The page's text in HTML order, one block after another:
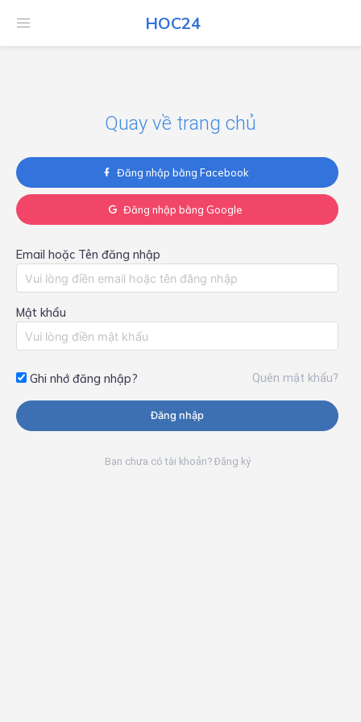
HOC24
HOC24
Quay về trang chủ
Đăng nhập bằng Facebook
Đăng nhập bằng Google
Email hoặc Tên đăng nhập
Mật khẩu
Ghi nhớ đăng nhập? Quên mật khẩu?
Đăng nhập
Bạn chưa có tài khoản? Đăng ký